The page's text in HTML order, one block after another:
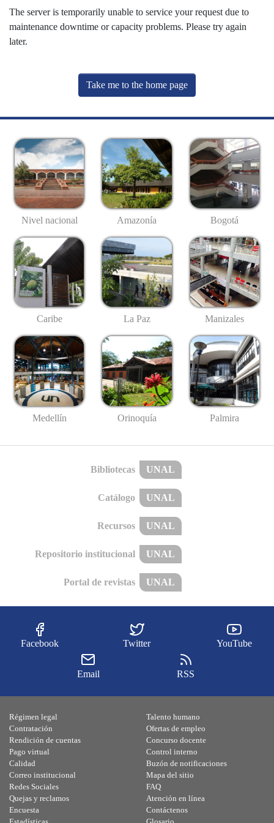
The server is temporarily unable to service your request due to
maintenance downtime or capacity problems. Please try again
later.
Take me to the home page
Nivel nacional Amazonía Bogotá
Caribe La Paz Manizales
Medellín Orinoquía Palmira
Bibliotecas UNAL
Catálogo UNAL
Recursos UNAL
Repositorio institucional UNAL
Portal de revistas UNAL
Facebook Twitter YouTube
Email RSS
Régimen legal
Contratación
Rendición de cuentas
Pago virtual
Calidad
Talento humano
Ofertas de empleo
Concurso docente
Control interno
Buzón de notificaciones
Correo institucional
Redes Sociales
Quejas y reclamos
Encuesta
Mapa del sitio
FAQ
Atención en línea
Contáctenos